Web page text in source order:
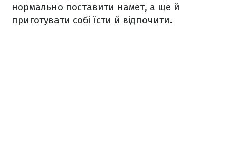
нормально поставити намет, а ще й
приготувати собі їсти й відпочити.